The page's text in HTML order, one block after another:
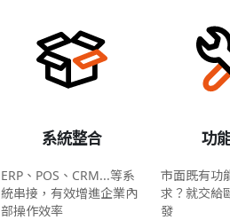
系統整合
ERP、POS、CRM...等系
統串接，有效增進企業內
部操作效率
功
市面既有功
求？就交給
發